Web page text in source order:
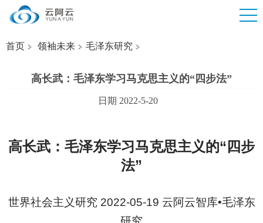
首页 领袖未来 毛泽东研究
高长武：毛泽东学习马克思主义的“四步法”
日期 2022-5-20
高长武：毛泽东学习马克思主义的“四步
法”
世界社会主义研究 2022-05-19 云阿云智库•毛泽东